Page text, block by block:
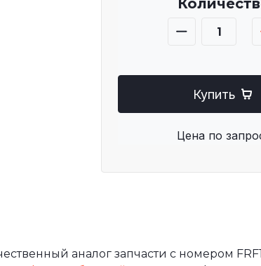
Купить
Цена по
аналог запчасти с номером